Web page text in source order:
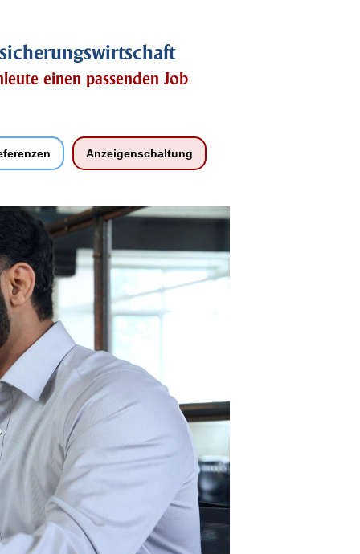
einen passenden Job
Anzeigenschaltung